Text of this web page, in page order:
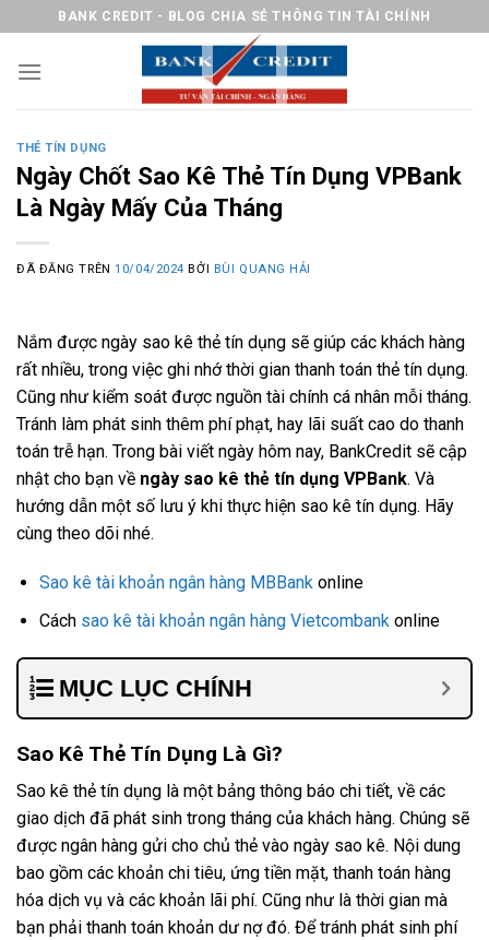
nội
BANK CREDIT - BLOG CHIA SẺ THÔNG TIN TÀI CHÍNH
THẺ TÍN DỤNG
Ngày Chốt Sao Kê Thẻ Tín Dụng VPBank
Là Ngày Mấy Của Tháng
ĐÃ ĐĂNG TRÊN10/04/2024 BỞI BÙI QUANG HẢI
Nắm được ngày sao kê thẻ tín dụng sẽ giúp các khách hàng
rất nhiều, trong việc ghi nhớ thời gian thanh toán thẻ tín dụng.
Cũng như kiểm soát được nguồn tài chính cá nhân mỗi tháng.
Tránh làm phát sinh thêm phí phạt, hay lãi suất cao do thanh
toán trễ hạn. Trong bài viết ngày hôm nay, BankCredit sẽ cập
nhật cho bạn về ngày sao kê thẻ tín dụng VPBank. Và
hướng dẫn một số lưu ý khi thực hiện sao kê tín dụng. Hãy
cùng theo dõi nhé.
Sao kê tài khoản ngân hàng MBBankonline
Cách sao kê tài khoản ngân hàng Vietcombankonline
MỤC LỤC CHÍNH
Sao Kê Thẻ Tín Dụng Là Gì?
Sao kê thẻ tín dụng là một bảng thông báo chi tiết, về các
giao dịch đã phát sinh trong tháng của khách hàng. Chúng sẽ
được ngân hàng gửi cho chủ thẻ vào ngày sao kê. Nội dung
bao gồm các khoản chi tiêu, ứng tiền mặt, thanh toán hàng
hóa dịch vụ và các khoản lãi phí. Cũng như là thời gian mà
bạn phải thanh toán khoản dư nợ đó. Để tránh phát sinh phí